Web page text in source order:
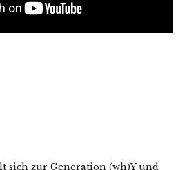
sich zur Generation (wh)Y und